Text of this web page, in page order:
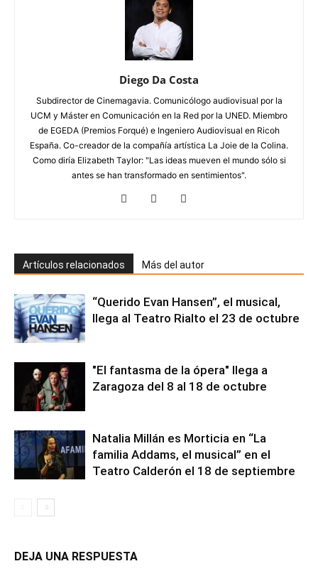
Diego Da Costa
Subdirector de Cinemagavia. Comunicólogo audiovisual por la
UCM y Máster en Comunicación en la Red por la UNED. Miembro
de EGEDA (Premios Forqué) e Ingeniero Audiovisual en Ricoh
España. Co-creador de la compañía artística La Joie de la Colina.
Como diría Elizabeth Taylor: "Las ideas mueven el mundo sólo si
antes se han transformado en sentimientos".
Artículos relacionados Más del autor
“Querido Evan Hansen”, el musical,
llega al Teatro Rialto el 23 de octubre
"El fantasma de la ópera" llega a
Zaragoza del 8 al 18 de octubre
Natalia Millán es Morticia en “La
familia Addams, el musical” en el
Teatro Calderón el 18 de septiembre
DEJA UNA RESPUESTA